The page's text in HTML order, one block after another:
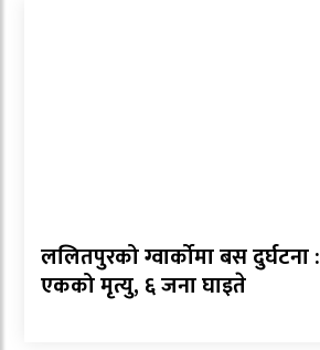
ललितपुरको ग्वार्कोमा बस दुर्घटना :
एकको मृत्यु, ६ जना घाइते